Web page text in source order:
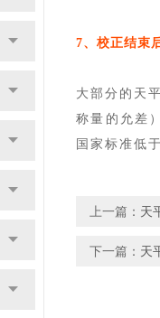
7、校正结束
大部分的天
称量的允差
国家标准低
上一篇： 天
下一篇： 天